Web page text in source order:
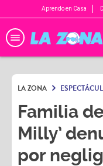
Aprendo en Casa
LA ZONA
Familia
Milly’
por